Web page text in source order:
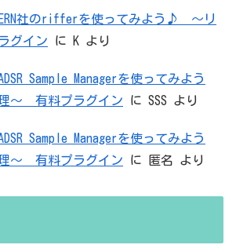
社のrifferを使ってみよう♪ ～リ
グイン に K より
Sample Managerを使ってみよう
～ 有料プラグイン に SSS より
Sample Managerを使ってみよう
～ 有料プラグイン に 匿名 より